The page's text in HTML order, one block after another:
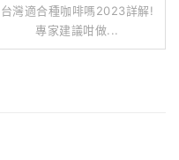
台灣適合種咖啡嗎2023詳解!
專家建議咁做...